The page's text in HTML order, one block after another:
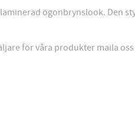
ögonbrynslook. Den
för våra produkter maila